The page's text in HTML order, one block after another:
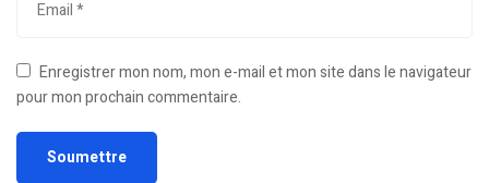
Enregistrer mon nom, mon e-mail et mon site dans le navigateur
pour mon prochain commentaire.